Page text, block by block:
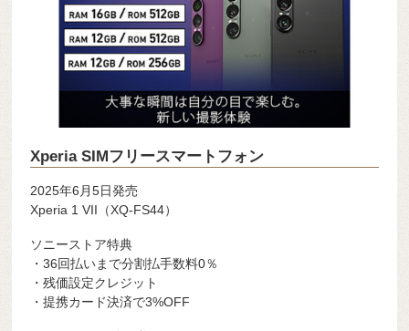
Xperia SIMフリースマートフォン
2025年6月5日発売
Xperia 1 VII（XQ-FS44）
ソニーストア特典
・36回払いまで分割払手数料0％
・残価設定クレジット
・提携カード決済で3%OFF